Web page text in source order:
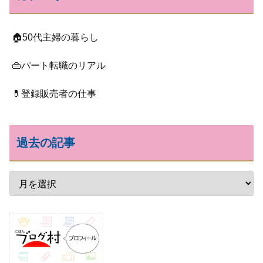
🏠50代主婦の暮らし
👜パート転職のリアル
💊登録販売者の仕事
過去の記事